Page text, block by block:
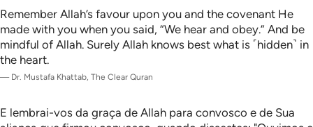
Remember Allah’s favour upon you and the covenant He
made with you when you said, “We hear and obey.” And be
mindful of Allah. Surely Allah knows best what is ˹hidden˺ in
the heart.
— Dr. Mustafa Khattab, The Clear Quran
E lembrai-vos da graça de Allah para convosco e de Sua